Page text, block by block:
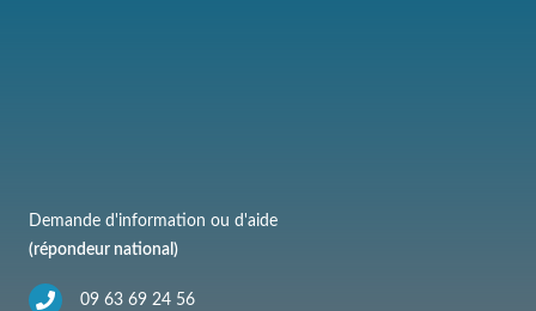
Demande d'information ou d'aide
(répondeur national)
09 63 69 24 56